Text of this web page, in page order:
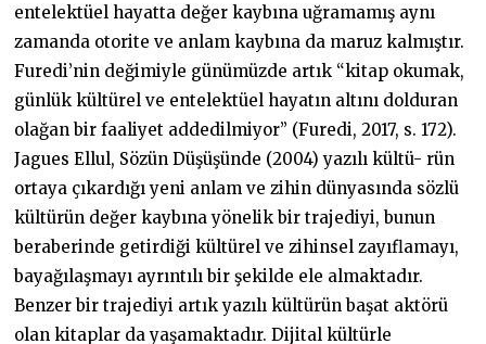
entelektüel hayatta değer kaybına uğramamış aynı
zamanda otorite ve anlam kaybına da maruz kalmıştır.
Furedi’nin değimiyle günümüzde artık “kitap okumak,
günlük kültürel ve entelektüel hayatın altını dolduran
olağan bir faaliyet addedilmiyor” (Furedi, 2017, s. 172).
Jagues Ellul, Sözün Düşüşünde (2004) yazılı kültü- rün
ortaya çıkardığı yeni anlam ve zihin dünyasında sözlü
kültürün değer kaybına yönelik bir trajediyi, bunun
beraberinde getirdiği kültürel ve zihinsel zayıflamayı,
bayağılaşmayı ayrıntılı bir şekilde ele almaktadır.
Benzer bir trajediyi artık yazılı kültürün başat aktörü
olan kitaplar da yaşamaktadır. Dijital kültürle